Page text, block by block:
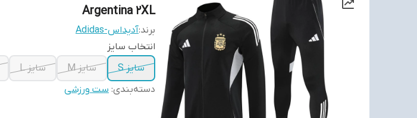
Argentina 2XL
برند:آدیداس-Adidas
انتخاب سایز
سایز S
سایز M سایز L
دسته‌بندی: ست ورزشی